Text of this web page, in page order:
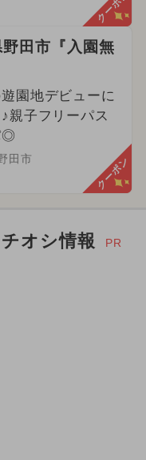
野田市『入園無
園地デビューに
親子フリーパス
◎
田市 クーポン
オシ情報 PR